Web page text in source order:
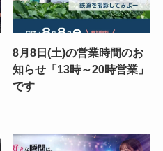
8月8日(土)の営業時間のお
知らせ「13時～20時営業」
です